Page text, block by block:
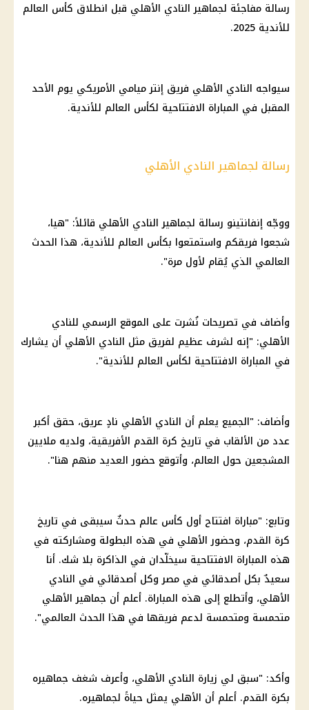
رسالة مفاجئة لجماهيرالنادي الأهلي قبل انطلاق كأس العالم
للأندية 2025
.
سيواجه النادي الأهلي فريق إنتر ميامي الأمريكي يوم الأحد
المقبل في المباراة الافتتاحية لكأس العالم للأندية.
رسالة لجماهير النادي الأهلي
ووجّه إنفانتينو رسالة لجماهيرالنادي الأهلي قائلاً: "هيا،
شجعوا فريقكم واستمتعوا بكأس العالم للأندية، هذا الحدث
العالمي الذي يُقام لأول مرة".
وأضاف في تصريحات نُشرت على الموقع الرسمي للنادي
الأهلي: "إنه لشرف عظيم لفريق مثل النادي الأهلي أن يشارك
في المباراة الافتتاحية لكأس العالم للأندية".
وأضاف: "الجميع يعلم أن النادي الأهلي نادٍ عريق، حقق أكبر
عدد من الألقاب في تاريخ كرة القدم الأفريقية، ولديه ملايين
المشجعين حول العالم، وأتوقع حضور العديد منهم هنا".
وتابع: "مباراة افتتاح أول كأس عالم حدثٌ سيبقى في تاريخ
كرة القدم، وحضورالأهلي في هذه البطولة ومشاركته في
هذه المباراة الافتتاحية سيخلّدان في الذاكرة بلا شك. أنا
سعيدٌ بكل أصدقائي في مصر وكل أصدقائي في النادي
الأهلي، وأتطلع إلى هذه المباراة. أعلم أن جماهيرالأهلي
متحمسة ومتحمسة لدعم فريقها في هذا الحدث العالمي".
وأكد: "سبق لي زيارة النادي الأهلي، وأعرف شغف جماهيره
بكرة القدم. أعلم أن الأهلي يمثل حياةً لجماهيره.